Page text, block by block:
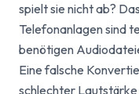
spielt sie nicht ab?
Telefonanlagen sind
benötigen
Eine falsche
schlechter